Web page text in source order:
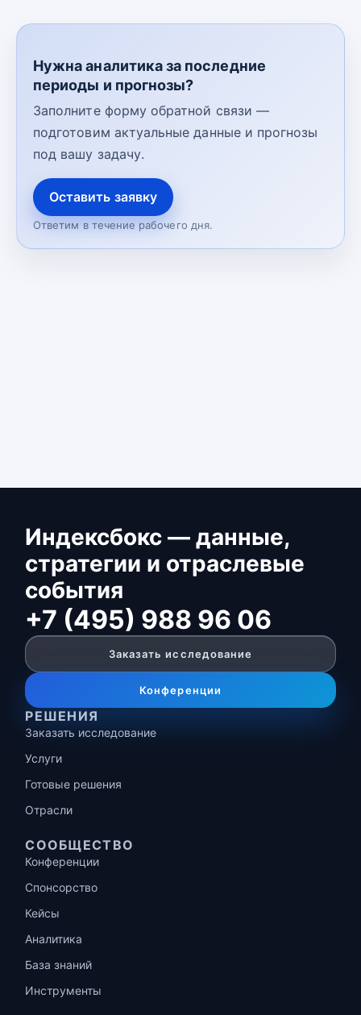
Нужна аналитика за последние
периоды и прогнозы?
Заполните форму обратной связи —
подготовим актуальные данные и прогнозы
под вашу задачу.
Оставить заявку
Ответим в течение рабочего дня.
Индексбокс — данные,
стратегии и отраслевые
события
+7 (495) 988 96 06
Заказать исследование
Конференции
РЕШЕНИЯ
Заказать исследование
Услуги
Готовые решения
Отрасли
СООБЩЕСТВО
Конференции
Спонсорство
Кейсы
Аналитика
База знаний
Инструменты